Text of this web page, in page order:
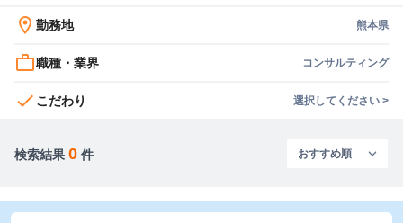
location_on 勤務地 熊本県
work_outline職種・業界 コンサルティング
check こだわり 選択してください >
検索結果 0 件